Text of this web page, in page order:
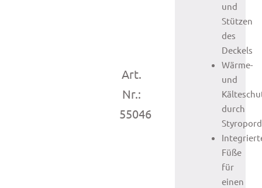
Art.
Nr.:
55046
und
Stützen
des
Deckels
Wärme-
und
durch
Füße
für
einen